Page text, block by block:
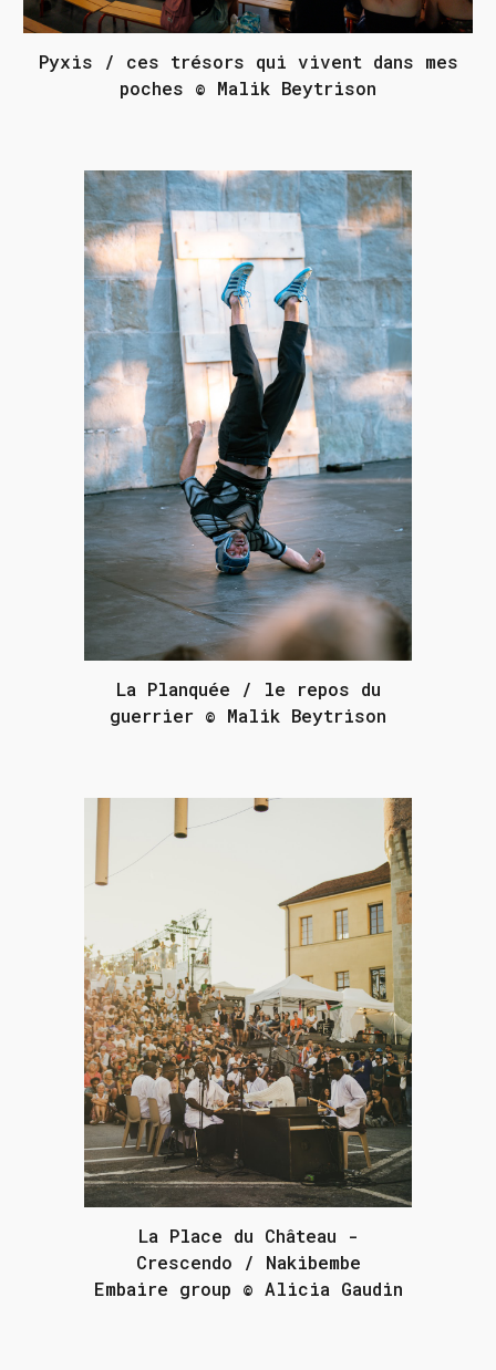
Pyxis / ces trésors qui vivent dans mes
poches © Malik Beytrison
La Planquée / le repos du
guerrier © Malik Beytrison
La Place du Château -
Crescendo / Nakibembe
Embaire group © Alicia Gaudin